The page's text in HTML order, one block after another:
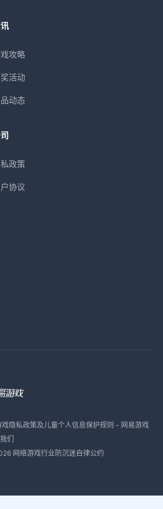
攻略
活动
动态
政策
协议
戏隐私政策及儿童个人信息保护规则 - 网易游戏
们
网络游戏行业防沉迷自律公约